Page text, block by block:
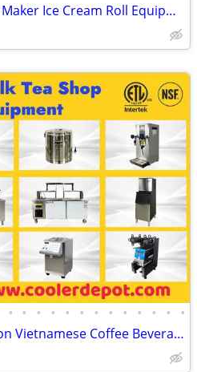
Gelato Machine Popsicle Maker Ice Cream Roll Equipment Dipping Cabine
• • • • • • • • • • • • •
Boba Milk Tea WorkStation Vietnamese Coffee Beverage Cafe Prep Bubble